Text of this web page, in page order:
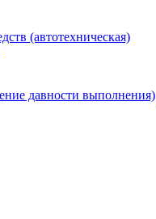
(автотехническая)
давности выполнения)